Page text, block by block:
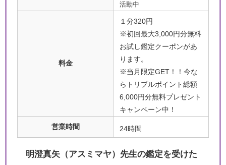
活動中
料金
１分320円
※初回最大3,000円分無料
お試し鑑定クーポンがあ
ります。
※当月限定GET！！今な
らトリプルポイント総額
6,000円分無料プレゼント
キャンペーン中！
営業時間 24時間
明澄真矢（アスミマヤ）先生の鑑定を受けた